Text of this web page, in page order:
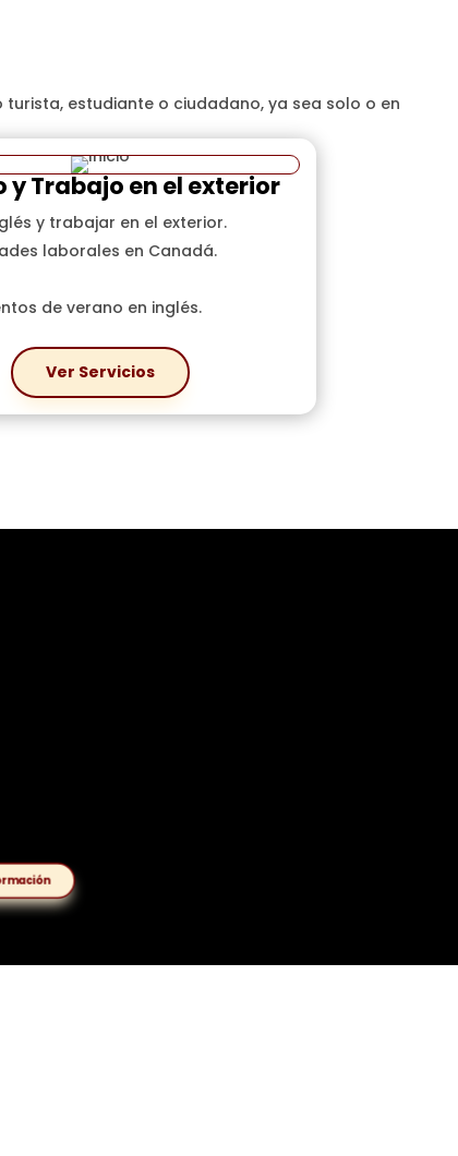
estudiante o ciudadano, ya sea solo o en
y Trabajo en el exterior
y trabajar en el exterior.
laborales en Canadá.
de verano en inglés.
Ver Servicios